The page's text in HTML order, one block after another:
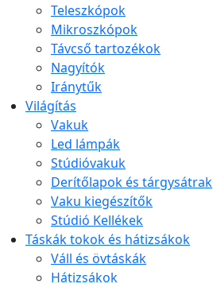
Teleszkópok
Mikroszkópok
Távcső tartozékok
Nagyítók
Iránytűk
Világítás
Vakuk
Led lámpák
Stúdióvakuk
Derítőlapok és tárgysátrak
Vaku kiegészítők
Stúdió Kellékek
Táskák tokok és hátizsákok
Váll és övtáskák
Hátizsákok